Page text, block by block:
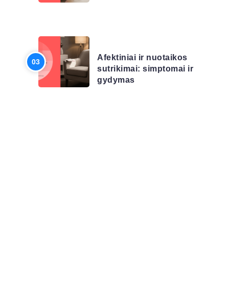
Afektiniai ir nuotaikos
sutrikimai: simptomai ir
gydymas